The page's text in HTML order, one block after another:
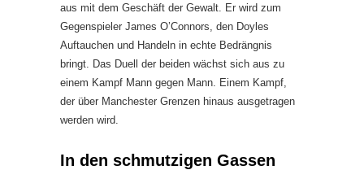
aus mit dem Geschäft der Gewalt. Er wird zum
Gegenspieler James O’Connors, den Doyles
Auftauchen und Handeln in echte Bedrängnis
bringt. Das Duell der beiden wächst sich aus zu
einem Kampf Mann gegen Mann. Einem Kampf,
der über Manchester Grenzen hinaus ausgetragen
werden wird.
In den schmutzigen Gassen